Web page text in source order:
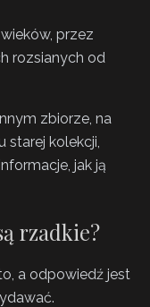
przez
rozsianych od
zbiorze, na
starej kolekcji,
jak ją
rzadkie?
a odpowiedź jest